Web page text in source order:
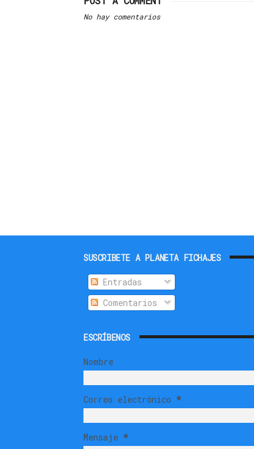
No hay comentarios
SUSCRIBETE A PLANETA FICHAJES
Entradas
Comentarios
ESCRÍBENOS
Nombre
Correo electrónico *
Mensaje *